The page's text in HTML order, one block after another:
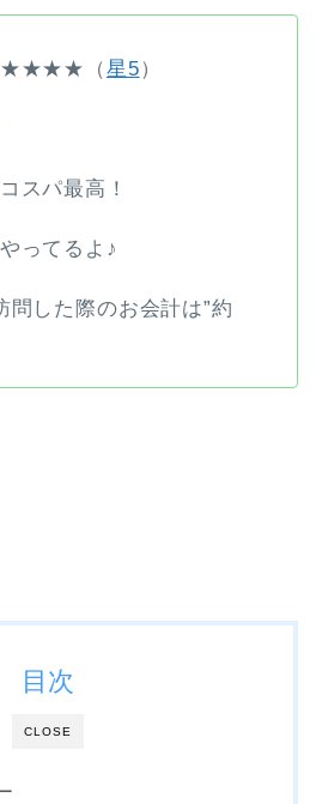
（星5）
スパ最高！
ってるよ♪
した際のお会計は”約
CLOSE
目次